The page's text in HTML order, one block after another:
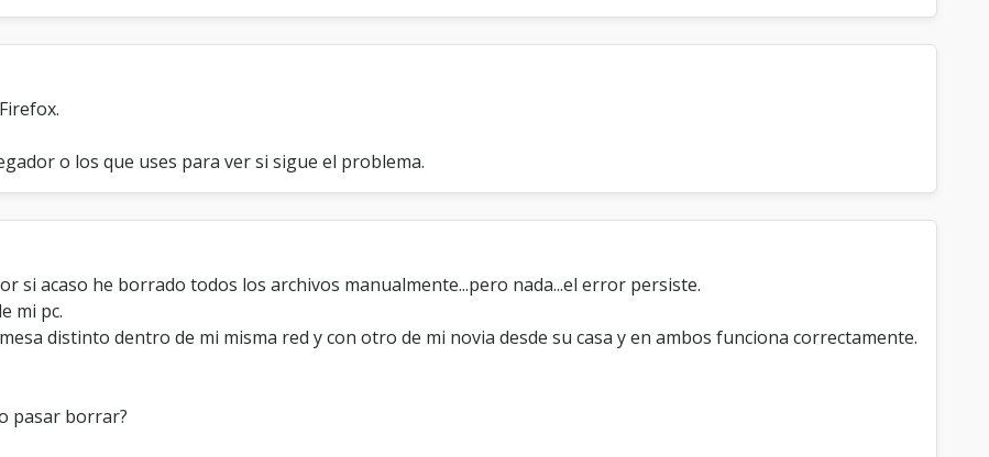
o los que uses para ver si sigue el problema.
si acaso he borrado todos los archivos manualmente...pero nada...el error persiste.
mi pc.
distinto dentro de mi misma red y con otro de mi novia desde su casa y en ambos funciona correctamente.
pasar borrar?